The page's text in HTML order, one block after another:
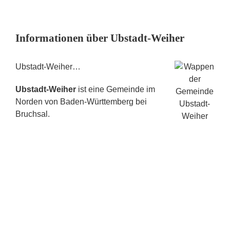
Informationen über Ubstadt-Weiher
Ubstadt-Weiher…
Ubstadt-Weiher ist eine Gemeinde im
Norden von Baden-Württemberg bei
Bruchsal.